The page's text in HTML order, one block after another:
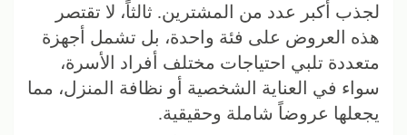
لجذب أكبر عدد من المشترين. ثالثاً، لا تقتصر
هذه العروض على فئة واحدة، بل تشمل أجهزة
متعددة تلبي احتياجات مختلف أفراد الأسرة،
سواء في العناية الشخصية أو نظافة المنزل، مما
يجعلها عروضاً شاملة وحقيقية.